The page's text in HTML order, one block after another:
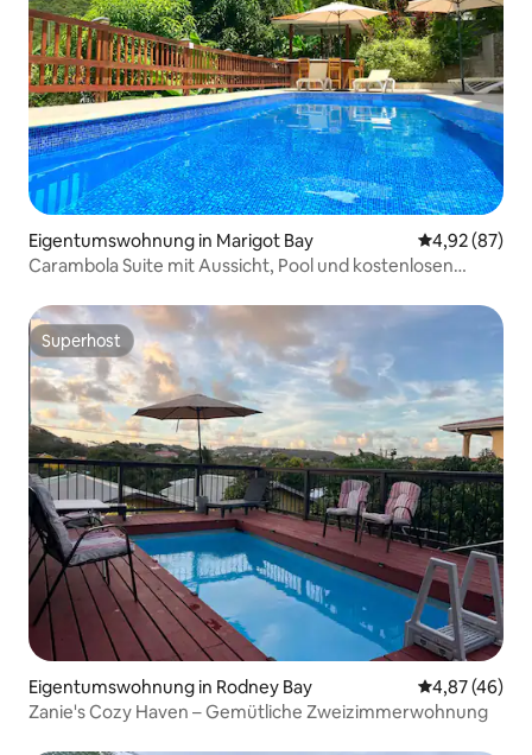
Eigentumswohnung in Marigot Bay
4,92 (87)
Carambola Suite mit Aussicht, Pool und kostenlosen
Superhost
Superhost
Eigentumswohnung in Rodney Bay
4,87 (46)
Zanie's Cozy Haven – Gemütliche Zweizimmerwohnung